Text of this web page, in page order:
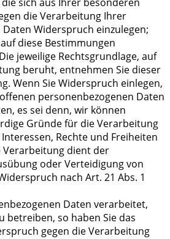
die Verarbeitung Ihrer
Widerspruch einzulegen;
diese Bestimmungen
jeweilige Rechtsgrundlage, auf
beruht, entnehmen Sie dieser
Wenn Sie Widerspruch einlegen,
personenbezogenen Daten
es sei denn, wir können
Gründe für die Verarbeitung
Rechte und Freiheiten
dient der
oder Verteidigung von
nach Art. 21 Abs. 1
Daten verarbeitet,
betreiben, so haben Sie das
gegen die Verarbeitung